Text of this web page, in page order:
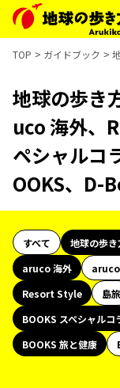
TOP ガイドブック
地球の歩き
uco 海外、
ペシャルコ
OOKS、D-
すべて 地球の歩
aruco 海外
Resort Style
島旅
BOOKS スペシャルコ
BOOKS 旅と健康